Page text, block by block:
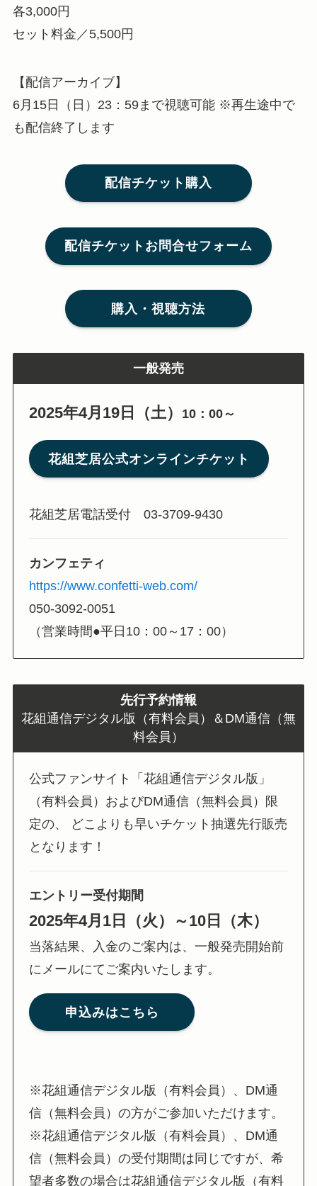
各3,000円
セット料金／5,500円
【配信アーカイブ】
6月15日（日）23：59まで視聴可能 ※再生途中で
も配信終了します
配信チケット購入
配信チケットお問合せフォーム
購入・視聴方法
一般発売
2025年4月19日（土） 10：00～
花組芝居公式オンラインチケット
花組芝居電話受付 03-3709-9430
カンフェティ
https://www.confetti-web.com/
050-3092-0051
（営業時間●平日10：00～17：00）
先行予約情報
花組通信デジタル版（有料会員）＆DM通信（無
料会員）
公式ファンサイト「花組通信デジタル版」
（有料会員）およびDM通信（無料会員）限
定の、
どこよりも早いチケット抽選先行販売
となります！
エントリー受付期間
2025年4月1日（火）～10日（木）
当落結果、入金のご案内は、一般発売開始前
にメールにてご案内いたします。
申込みはこちら
※花組通信デジタル版（有料会員）、DM通
信（無料会員）の方がご参加いただけます。
※花組通信デジタル版（有料会員）、DM通
信（無料会員）の受付期間は同じですが、希
望者多数の場合は花組通信デジタル版（有料